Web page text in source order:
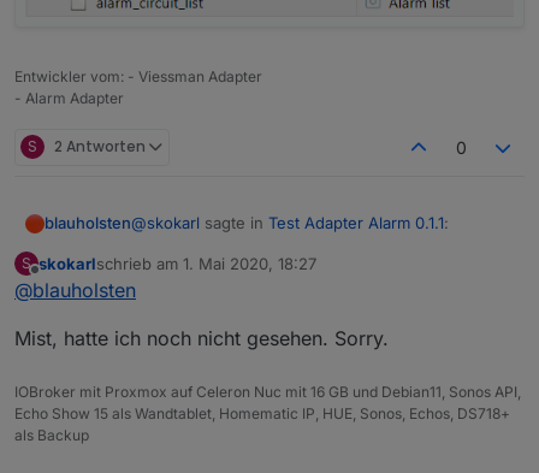
Entwickler vom: - Viessman Adapter
- Alarm Adapter
S 2 Antworten 0
blauholsten@skokarl sagte in Test Adapter Alarm 0.1.1:
Gegenteil, ist erwünscht. Allerdings
kann ich nicht versprechen, alles
Gibt es doch schon....
S
Offline
skokarlschrieb am 1. Mai 2020, 18:27
zuletzt editiert von
@blauholsten
Mist, hatte ich noch nicht gesehen. Sorry.
IOBroker mit Proxmox auf Celeron Nuc mit 16 GB und Debian11, Sonos API,
Echo Show 15 als Wandtablet, Homematic IP, HUE, Sonos, Echos, DS718+
als Backup